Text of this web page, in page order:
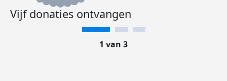
Vijf donaties ontvangen
1 van 3